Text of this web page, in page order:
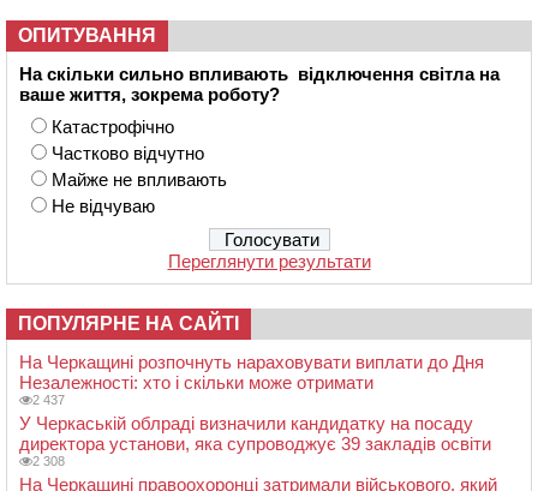
ОПИТУВАННЯ
На скільки сильно впливають відключення світла на
ваше життя, зокрема роботу?
Катастрофічно
Частково відчутно
Майже не впливають
Не відчуваю
Переглянути результати
ПОПУЛЯРНЕ НА САЙТІ
На Черкащині розпочнуть нараховувати виплати до Дня
Незалежності: хто і скільки може отримати
2 437
У Черкаській облраді визначили кандидатку на посаду
директора установи, яка супроводжує 39 закладів освіти
2 308
На Черкащині правоохоронці затримали військового, який